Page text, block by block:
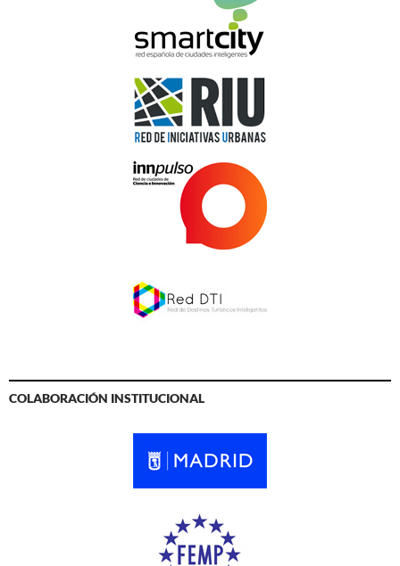
COLABORACIÓN INSTITUCIONAL